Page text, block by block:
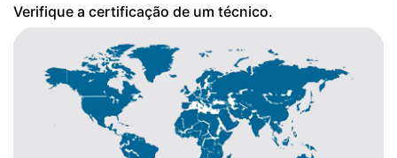
Verifique a certificação de um técnico.